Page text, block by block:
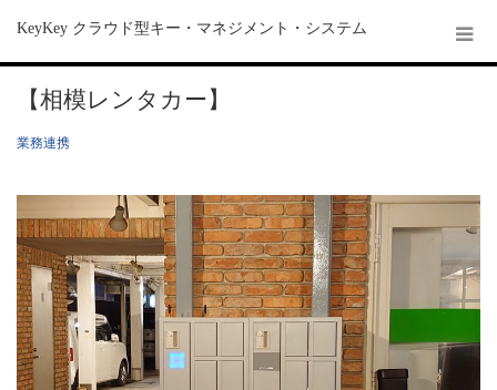
KeyKey クラウド型キー・マネジメント・システム
【相模レンタカー】
業務連携